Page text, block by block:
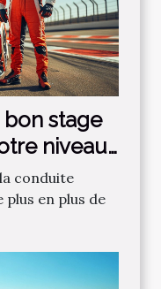
stage
niveau
conduite
en plus de